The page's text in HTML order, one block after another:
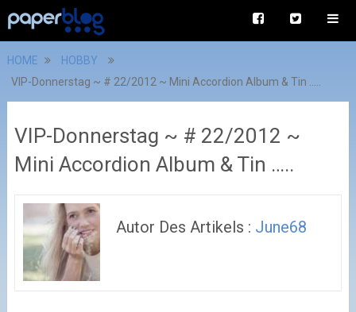
HOME
HOBBY
VIP-Donnerstag ~ # 22/2012 ~ Mini Accordion Album & Tin …..
VIP-Donnerstag ~ # 22/2012 ~
Mini Accordion Album & Tin …..
Autor Des Artikels : June68